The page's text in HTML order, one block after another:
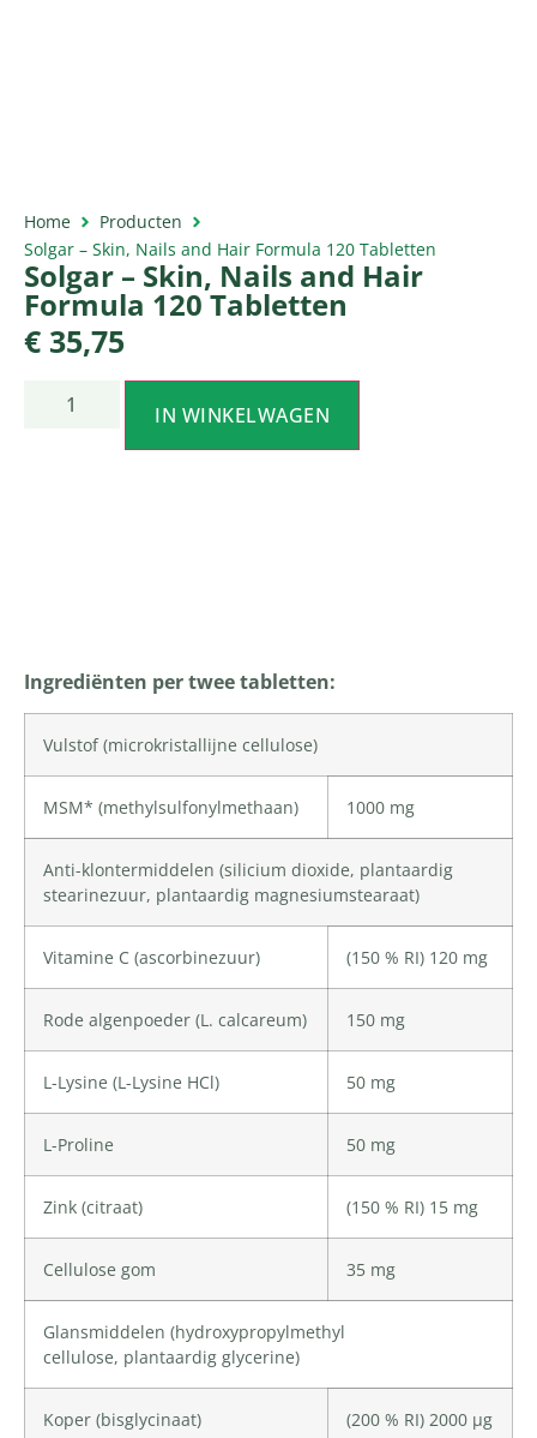
Home
Producten
Solgar – Skin, Nails and Hair Formula 120 Tabletten
Solgar – Skin, Nails and Hair
Formula 120 Tabletten
€ 35,75
IN WINKELWAGEN
Ingrediënten per twee tabletten:
Vulstof (microkristallijne cellulose)
MSM* (methylsulfonylmethaan) 1000 mg
Anti-klontermiddelen (silicium dioxide, plantaardig
stearinezuur, plantaardig magnesiumstearaat)
Vitamine C (ascorbinezuur) (150 % RI) 120 mg
Rode algenpoeder (L. calcareum) 150 mg
L-Lysine (L-Lysine HCl) 50 mg
L-Proline 50 mg
Zink (citraat) (150 % RI) 15 mg
Cellulose gom 35 mg
Glansmiddelen (hydroxypropylmethyl
cellulose, plantaardig glycerine)
Koper (bisglycinaat) (200 % RI) 2000 µg